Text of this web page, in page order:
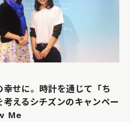
せに。時計を通じて「ち
考えるシチズンのキャンペー
Me